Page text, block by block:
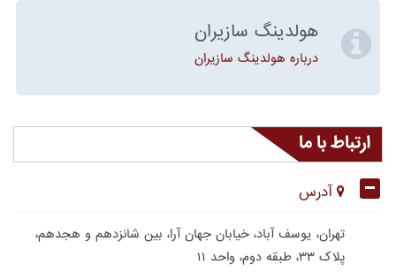
هولدینگ سازیران
درباره هولدینگ سازیران
ارتباط با ما
آدرس
تهران، یوسف آباد، خیابان جهان آرا، بین شانزدهم و هجدهم،
پلاک ۳۳، طبقه دوم، واحد ۱۱